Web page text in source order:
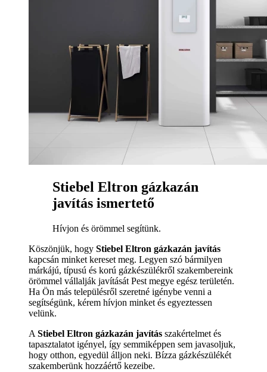
Stiebel Eltron gázkazán
javítás ismertető
Hívjon és örömmel segítünk.
Köszönjük, hogy Stiebel Eltron gázkazán javítás
kapcsán minket kereset meg. Legyen szó bármilyen
márkájú, típusú és korú gázkészülékről szakembereink
örömmel vállalják javítását Pest megye egész területén.
Ha Ön más településről szeretné igénybe venni a
segítségünk, kérem hívjon minket és egyeztessen
velünk.
A Stiebel Eltron gázkazán javítás szakértelmet és
tapasztalatot igényel, így semmiképpen sem javasoljuk,
hogy otthon, egyedül álljon neki. Bízza gázkészülékét
szakemberünk hozzáértő kezeibe.